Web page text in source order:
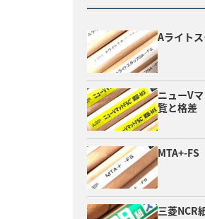
Aライトス
ニューV
覧と格差
MTA+-FS
三菱NCR